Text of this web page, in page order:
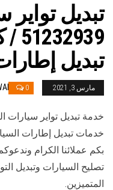
تبديل
تبديل
مارس 3, 2021 0
خدمة تبديل تواير سيارات
خدمات تبديل إطارات
بكم عملائنا الكرام
تصليح السيارات وتبديل
المتميزين.